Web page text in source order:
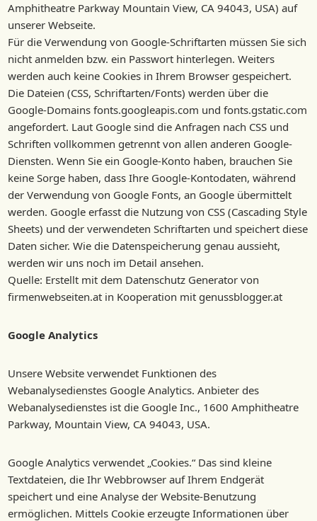
Amphitheatre Parkway Mountain View, CA 94043, USA) auf
unserer Webseite.
Für die Verwendung von Google-Schriftarten müssen Sie sich
nicht anmelden bzw. ein Passwort hinterlegen. Weiters
werden auch keine Cookies in Ihrem Browser gespeichert.
Die Dateien (CSS, Schriftarten/Fonts) werden über die
Google-Domains fonts.googleapis.com und fonts.gstatic.com
angefordert. Laut Google sind die Anfragen nach CSS und
Schriften vollkommen getrennt von allen anderen Google-
Diensten. Wenn Sie ein Google-Konto haben, brauchen Sie
keine Sorge haben, dass Ihre Google-Kontodaten, während
der Verwendung von Google Fonts, an Google übermittelt
werden. Google erfasst die Nutzung von CSS (Cascading Style
Sheets) und der verwendeten Schriftarten und speichert diese
Daten sicher. Wie die Datenspeicherung genau aussieht,
werden wir uns noch im Detail ansehen.
Quelle: Erstellt mit dem Datenschutz Generator von
firmenwebseiten.at in Kooperation mit genussblogger.at
Google Analytics
Unsere Website verwendet Funktionen des
Webanalysedienstes Google Analytics. Anbieter des
Webanalysedienstes ist die Google Inc., 1600 Amphitheatre
Parkway, Mountain View, CA 94043, USA.
Google Analytics verwendet „Cookies.“ Das sind kleine
Textdateien, die Ihr Webbrowser auf Ihrem Endgerät
speichert und eine Analyse der Website-Benutzung
ermöglichen. Mittels Cookie erzeugte Informationen über